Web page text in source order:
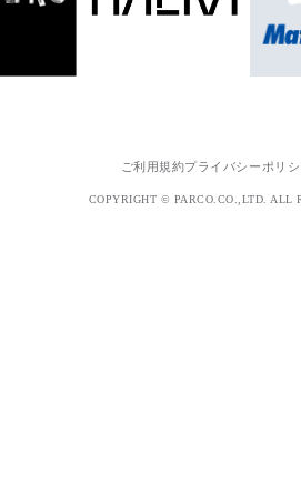
ご利用規約プライバシーポリシ
COPYRIGHT © PARCO.CO.,LTD. ALL